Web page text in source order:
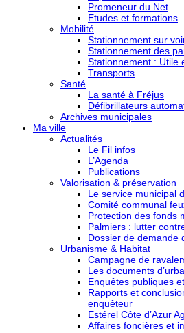
Promeneur du Net
Etudes et formations
Mobilité
Stationnement sur
Stationnement des
Stationnement : Utile
Transports
Santé
La santé à Fréjus
Défibrillateurs
Archives municipales
Ma ville
Actualités
Le Fil infos
L’Agenda
Publications
Valorisation & préservation
Le service municipal
Comité communal
Protection des fonds
Palmiers : lutter
Dossier de demande
Urbanisme & Habitat
Campagne de
Les documents
Enquêtes publiques
Rapports et
enquêteur
Estérel Côte d’Azur
Affaires foncières et